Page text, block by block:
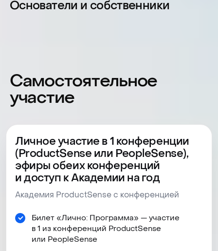
Личное участие в 1 конференции
(ProductSense или PeopleSense),
эфиры обеих конференций
и доступ к Академии на год
Академия ProductSense с конференцией
Билет «Лично: Программа» — участие
в 1 из конференций ProductSense
или PeopleSense
Пакет участника
65 000 руб*
59 000 руб.
Забронировать